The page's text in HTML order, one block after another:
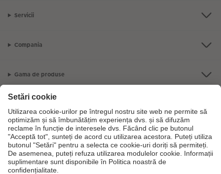
Servicii
Compania
Gama de produse